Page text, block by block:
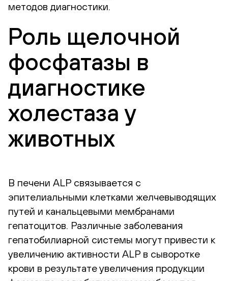
методов диагностики.
Роль щелочной
фосфатазы в
диагностике
холестаза у
животных
В печени ALP связывается с
эпителиальными клетками желчевыводящих
путей и канальцевыми мембранами
гепатоцитов. Различные заболевания
гепатобилиарной системы могут привести к
увеличению активности ALP в сыворотке
крови в результате увеличения продукции